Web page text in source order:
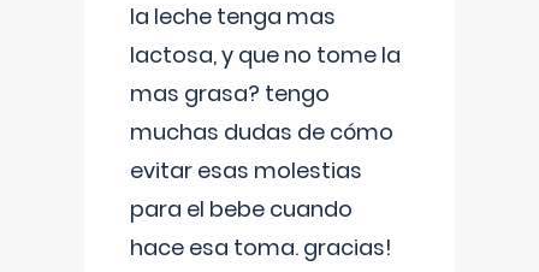
la leche tenga mas
lactosa, y que no tome la
mas grasa? tengo
muchas dudas de cómo
evitar esas molestias
para el bebe cuando
hace esa toma. gracias!